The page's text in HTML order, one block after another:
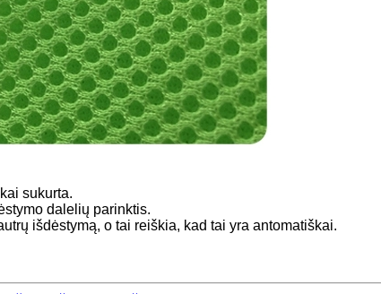
sukurta.
dalelių parinktis.
išdėstymą, o tai reiškia, kad tai yra antomatiškai.